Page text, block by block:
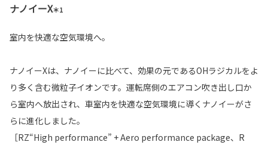
ナノイーX＊1
室内を快適な空気環境へ。
ナノイーXは、ナノイーに比べて、効果の元であるOHラジカルをよ
り多く含む微粒子イオンです。運転席側のエアコン吹き出し口か
ら室内へ放出され、車室内を快適な空気環境に導くナノイーがさ
らに進化しました。
［RZ“High performance” + Aero performance package、R